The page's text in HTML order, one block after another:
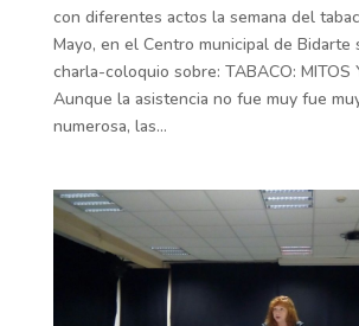
con diferentes actos la semana del
Mayo, en el Centro municipal de Bidarte
charla-coloquio sobre: TABACO: MITOS
Aunque la asistencia no fue muy fue
numerosa, las...